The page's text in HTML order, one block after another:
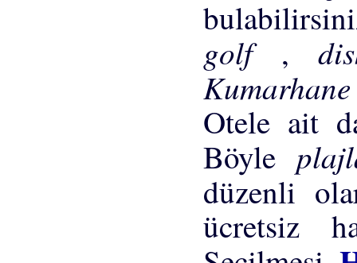
golf ,
Otele ait
Böyle
düzenli
ücretsiz